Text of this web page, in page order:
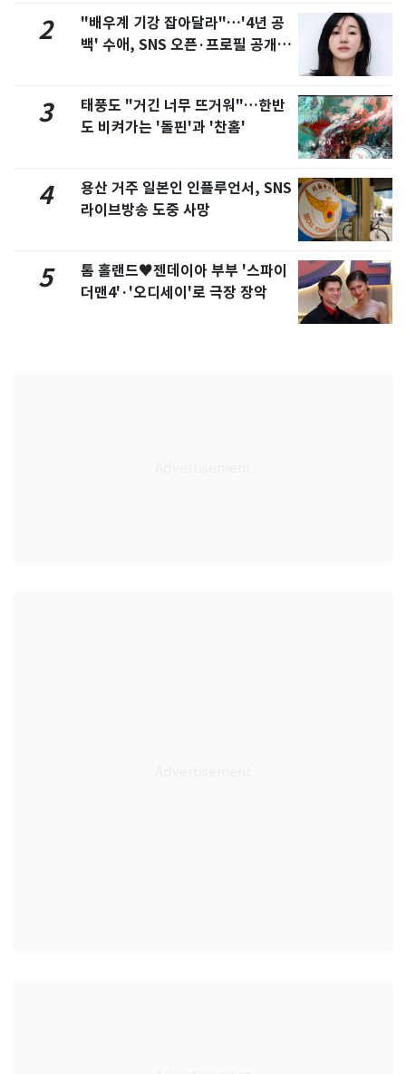
2
"배우계 기강 잡아달라"…'4년 공
백' 수애, SNS 오픈·프로필 공개
3
태풍도 "거긴 너무 뜨거워"…한반
도 비켜가는 '돌핀'과 '찬홈'
4
용산 거주 일본인 인플루언서, SNS
라이브방송 도중 사망
5
톰 홀랜드♥젠데이아 부부 '스파이
더맨4'·'오디세이'로 극장 장악